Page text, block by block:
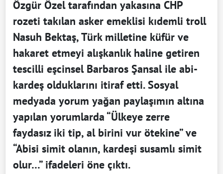
Özgür Özel tarafından yakasına CHP
rozeti takılan asker emeklisi kıdemli troll
Nasuh Bektaş, Türk milletine küfür ve
hakaret etmeyi alışkanlık haline getiren
tescilli eşcinsel Barbaros Şansal ile abi-
kardeş olduklarını itiraf etti. Sosyal
medyada yorum yağan paylaşımın altına
yapılan yorumlarda “Ülkeye zerre
faydasız iki tip, al birini vur ötekine” ve
“Abisi simit olanın, kardeşi susamlı simit
olur…” ifadeleri öne çıktı.